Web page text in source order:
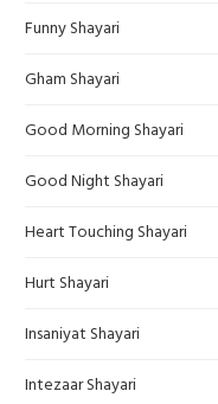
Funny Shayari
Gham Shayari
Good Morning Shayari
Good Night Shayari
Heart Touching Shayari
Hurt Shayari
Insaniyat Shayari
Intezaar Shayari